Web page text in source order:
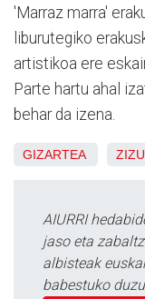
'Marraz marra'
liburutegiko
artistikoa ere
Parte hartu ahal
behar da izena.
GIZARTEA
AIURRI
jaso eta
albisteak
babestuko duzu.